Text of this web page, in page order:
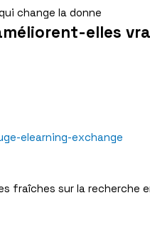
change la donne
elles
elearning-exchange
sur la recherche